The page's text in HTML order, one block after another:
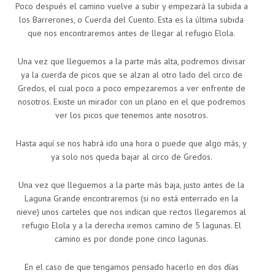
Poco después el camino vuelve a subir y empezará la subida a
los Barrerones, o Cuerda del Cuento. Esta es la última subida
que nos encontraremos antes de llegar al refugio Elola.
Una vez que lleguemos a la parte más alta, podremos divisar
ya la cuerda de picos que se alzan al otro lado del circo de
Gredos, el cual poco a poco empezaremos a ver enfrente de
nosotros. Existe un mirador con un plano en el que podremos
ver los picos que tenemos ante nosotros.
Hasta aquí se nos habrá ido una hora o puede que algo más, y
ya solo nos queda bajar al circo de Gredos.
Una vez que lleguemos a la parte más baja, justo antes de la
Laguna Grande encontraremos (si no está enterrado en la
nieve) unos carteles que nos indican que rectos llegaremos al
refugio Elola y a la derecha iremos camino de 5 lagunas. El
camino es por donde pone cinco lagunas.
En el caso de que tengamos pensado hacerlo en dos días